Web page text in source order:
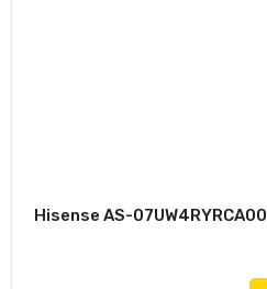
Hisense AS-07UW4RYRCA00